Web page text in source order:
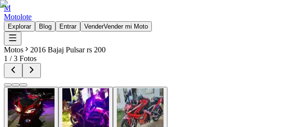
M
Motolote
Explorar Blog Entrar VenderVender mi Moto
Motos
2016 Bajaj Pulsar rs 200
1 /3 Fotos